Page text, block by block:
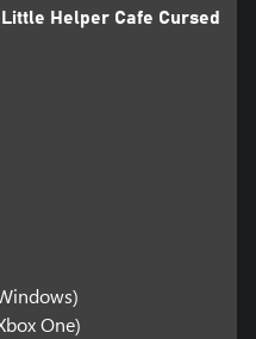
Little Helper Cafe Cursed
One)